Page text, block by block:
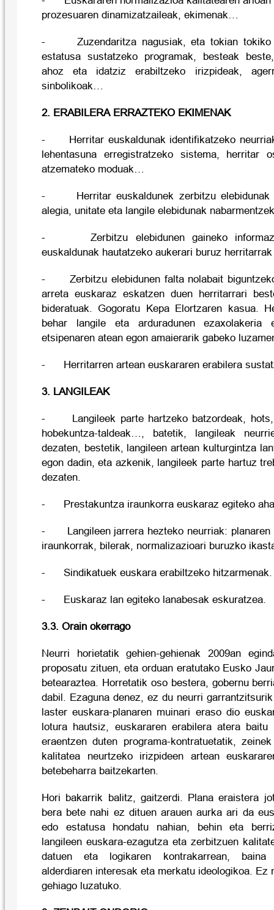
prozesuaren dinamizatzaileak, ekimenak…
- Zuzendaritza nagusiak, eta tokian tokiko
estatusa sustatzeko programak, besteak
ahoz eta idatziz erabiltzeko irizpideak,
sinbolikoak…
2. ERABILERA ERRAZTEKO EKIMENAK
- Herritar euskaldunak identifikatzeko
lehentasuna erregistratzeko sistema, herritar
atzemateko moduak…
- Herritar euskaldunek zerbitzu elebidunak
alegia, unitate eta langile elebidunak
- Zerbitzu elebidunen gaineko
euskaldunak hautatzeko aukerari buruz
- Zerbitzu elebidunen falta nolabait
arreta euskaraz eskatzen duen herritarrari
bideratuak. Gogoratu Kepa Elortzaren kasua.
behar langile eta arduradunen ezaxolakeria
etsipenaren atean egon amaierarik gabeko
- Herritarren artean euskararen erabilera
3. LANGILEAK
- Langileek parte hartzeko batzordeak, hots,
hobekuntza-taldeak…, batetik, langileak
dezaten, bestetik, langileen artean kulturgintza
egon dadin, eta azkenik, langileek parte hartuz
dezaten.
- Prestakuntza iraunkorra euskaraz egiteko
- Langileen jarrera hezteko neurriak: planaren
iraunkorrak, bilerak, normalizazioari buruzko
- Sindikatuek euskara erabiltzeko hitzarmenak.
- Euskaraz lan egiteko lanabesak eskuratzea.
3.3. Orain okerrago
Neurri horietatik gehien-gehienak 2009an
proposatu zituen, eta orduan eratutako Eusko
betearaztea. Horretatik oso bestera, gobernu
dabil. Ezaguna denez, ez du neurri
laster euskara-planaren muinari eraso dio
lotura hautsiz, euskararen erabilera atera baitu
eraentzen duten programa-kontratuetatik,
kalitatea neurtzeko irizpideen artean
betebeharra baitzekarten.
Hori bakarrik balitz, gaitzerdi. Plana eraistera
bera bete nahi ez dituen arauen aurka ari da
edo estatusa hondatu nahian, behin eta
langileen euskara-ezagutza eta zerbitzuen
datuen eta logikaren kontrakarrean, baina
alderdiaren interesak eta merkatu ideologikoa. Ez
gehiago luzatuko.